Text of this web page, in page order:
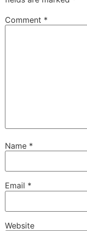
Comment *
Name *
Email *
Website